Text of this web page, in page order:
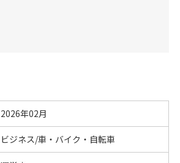
2026年02月
ビジネス/車・バイク・自転車